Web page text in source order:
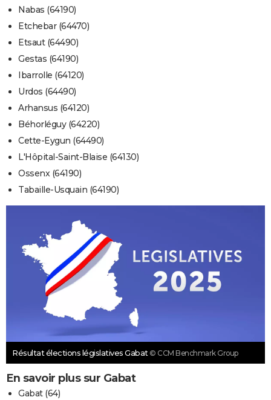
Nabas (64190)
Etchebar (64470)
Etsaut (64490)
Gestas (64190)
Ibarrolle (64120)
Urdos (64490)
Arhansus (64120)
Béhorléguy (64220)
Cette-Eygun (64490)
L'Hôpital-Saint-Blaise (64130)
Ossenx (64190)
Tabaille-Usquain (64190)
Résultat élections législatives Gabat © CCM Benchmark Group
En savoir plus sur Gabat
Gabat (64)